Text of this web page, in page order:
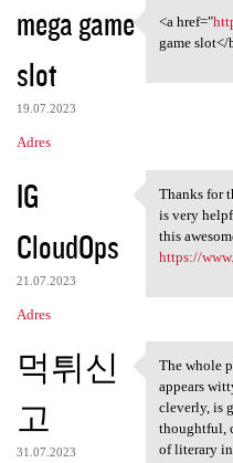
mega game
slot
19.07.2023
Adres
<a
<a href="
game slot</
IG
CloudOps
21.07.2023
Adres
Thanks
Thanks for
is very
this
https://
먹튀신
고
31.07.2023
The
The whole
appears
cleverly, is
thoughtful,
of literary